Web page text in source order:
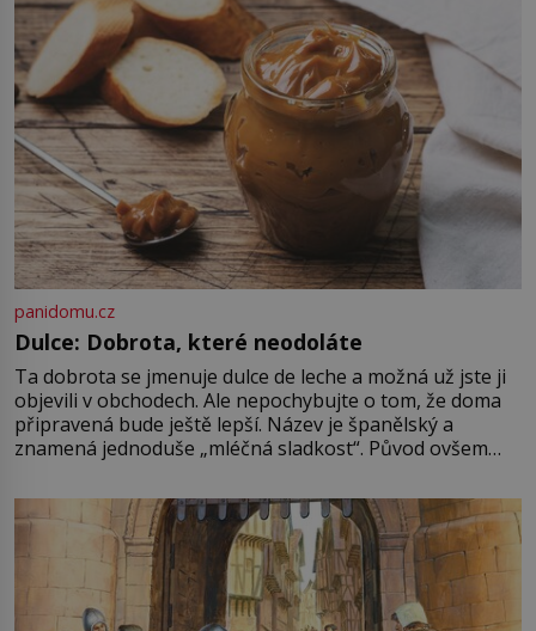
promyšlené a některé principy
používají chirurgové dodnes. Úplně
první […]
panidomu.cz
Dulce: Dobrota, které neodoláte
Ta dobrota se jmenuje dulce de leche a možná už jste ji
objevili v obchodech. Ale nepochybujte o tom, že doma
připravená bude ještě lepší. Název je španělský a
znamená jednoduše „mléčná sladkost“. Původ ovšem
pře hned několik latinskoamerických zemí a k tomu
Francie, kde se traduje,